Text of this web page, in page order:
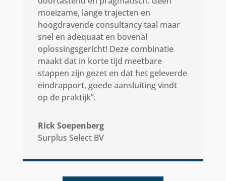
moeizame, lange trajecten en
hoogdravende consultancy taal maar
snel en adequaat en bovenal
oplossingsgericht! Deze combinatie
maakt dat in korte tijd meetbare
stappen zijn gezet en dat het geleverde
eindrapport, goede aansluiting vindt
op de praktijk”.
Rick Soepenberg
Surplus Select BV